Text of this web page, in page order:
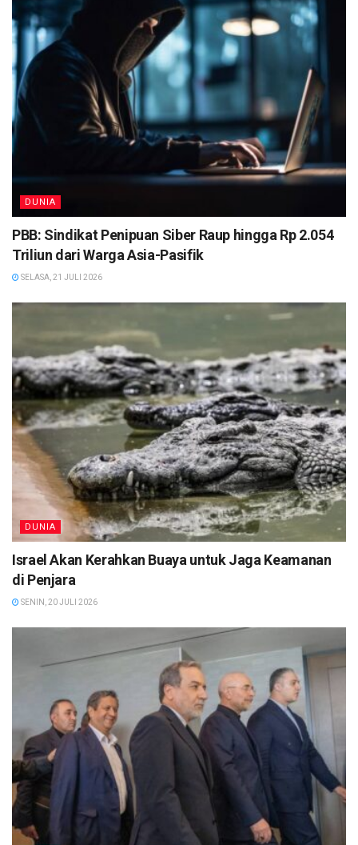
DUNIA
PBB: Sindikat Penipuan Siber Raup hingga Rp 2.054
Triliun dari Warga Asia-Pasifik
SELASA, 21 JULI 2026
DUNIA
Israel Akan Kerahkan Buaya untuk Jaga Keamanan
di Penjara
SENIN, 20 JULI 2026